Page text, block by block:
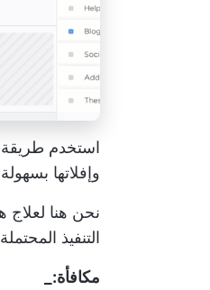
وإفلاتها
التنفيذ
مكافأة:_